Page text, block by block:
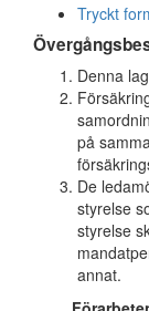
Tryckt
Denna
på
De
styrelse
styrelse
annat.